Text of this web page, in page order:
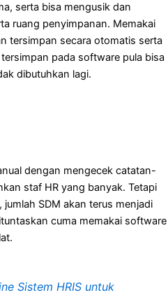
serta bisa mengusik dan
ruang penyimpanan. Memakai
tersimpan secara otomatis serta
pada software pula bisa
dibutuhkan lagi.
dengan mengecek catatan-
staf HR yang banyak. Tetapi
SDM akan terus menjadi
cuma memakai software
Sistem HRIS untuk